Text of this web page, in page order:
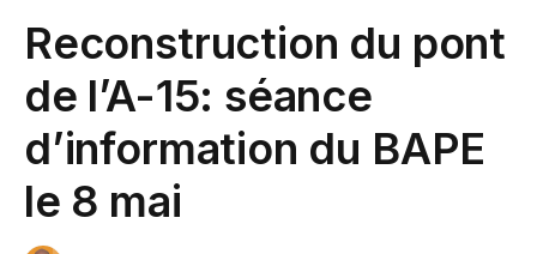
Reconstruction du pont
de l’A-15: séance
d’information du BAPE
le 8 mai